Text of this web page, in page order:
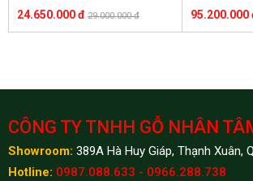
24.650.000 đ 29.000.000 đ 95.200.000
CÔNG TY TNHH GỖ NHÂN
Showroom: 389A Hà Huy Giáp, Thạnh Xuân,
Hotline: 0987.088.633 - 0966.288.738